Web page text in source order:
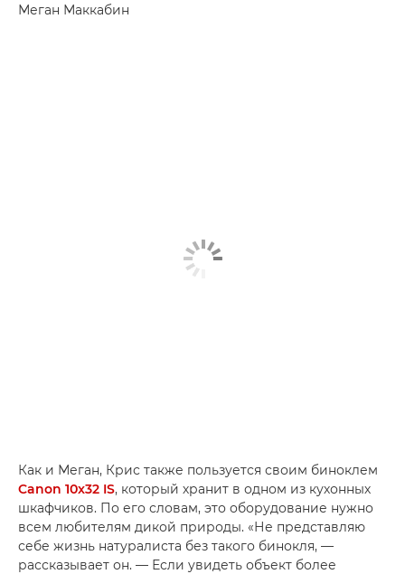
Меган Маккабин
Как и Меган, Крис также пользуется своим биноклем
Canon 10x32 IS, который хранит в одном из кухонных
шкафчиков. По его словам, это оборудование нужно
всем любителям дикой природы. «Не представляю
себе жизнь натуралиста без такого бинокля, —
рассказывает он. — Если увидеть объект более